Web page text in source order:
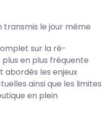
transmis le jour même
sur la ré-
en plus fréquente
abordés les enjeux
ainsi que les limites
en plein